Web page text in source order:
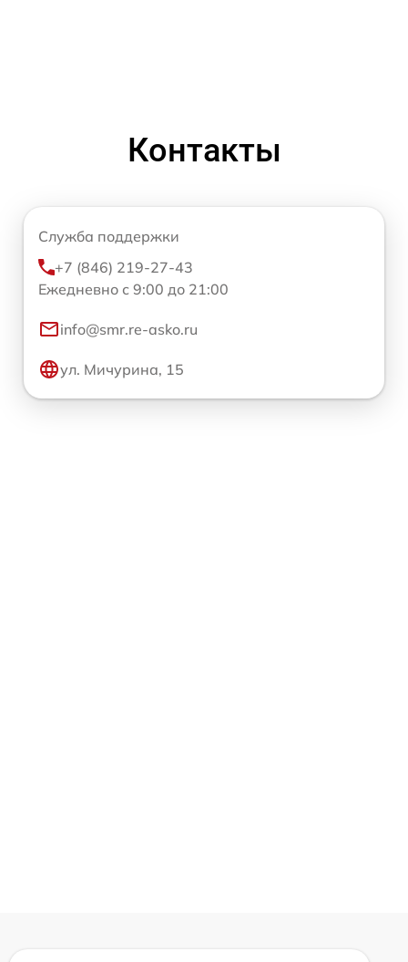
Контакты
Служба поддержки
+7 (846) 219-27-43
Ежедневно с 9:00 до 21:00
info@smr.re-asko.ru
ул. Мичурина, 15